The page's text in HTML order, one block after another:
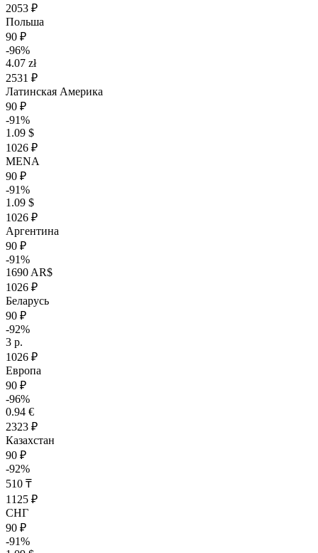
2053 ₽
Польша
90 ₽
-96%
4.07 zł
2531 ₽
Латинская Америка
90 ₽
-91%
1.09 $
1026 ₽
MENA
90 ₽
-91%
1.09 $
1026 ₽
Аргентина
90 ₽
-91%
1690 AR$
1026 ₽
Беларусь
90 ₽
-92%
3 р.
1026 ₽
Европа
90 ₽
-96%
0.94 €
2323 ₽
Казахстан
90 ₽
-92%
510 ₸
1125 ₽
СНГ
90 ₽
-91%